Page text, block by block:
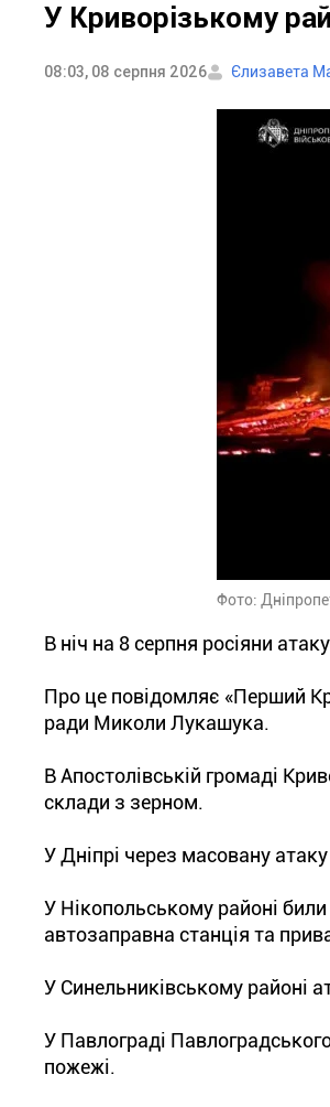
У Криворізькому
08:03, 08 серпня 2026 Єлизавета
Фото:
В ніч на 8 серпня росіяни
Про це повідомляє «Перший
ради Миколи Лукашука.
В Апостолівській громаді
склади з зерном.
У Дніпрі через масовану
У Нікопольському районі
автозаправна станція та
У Синельниківському районі
У Павлограді
пожежі.